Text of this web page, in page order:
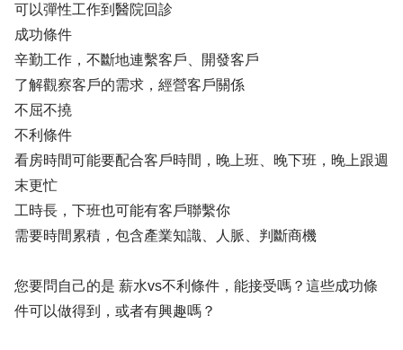
可以彈性工作到醫院回診
成功條件
辛勤工作，不斷地連繫客戶、開發客戶
了解觀察客戶的需求，經營客戶關係
不屈不撓
不利條件
看房時間可能要配合客戶時間，晚上班、晚下班，晚上跟週
末更忙
工時長，下班也可能有客戶聯繫你
需要時間累積，包含產業知識、人脈、判斷商機
您要問自己的是 薪水vs不利條件，能接受嗎？這些成功條
件可以做得到，或者有興趣嗎？